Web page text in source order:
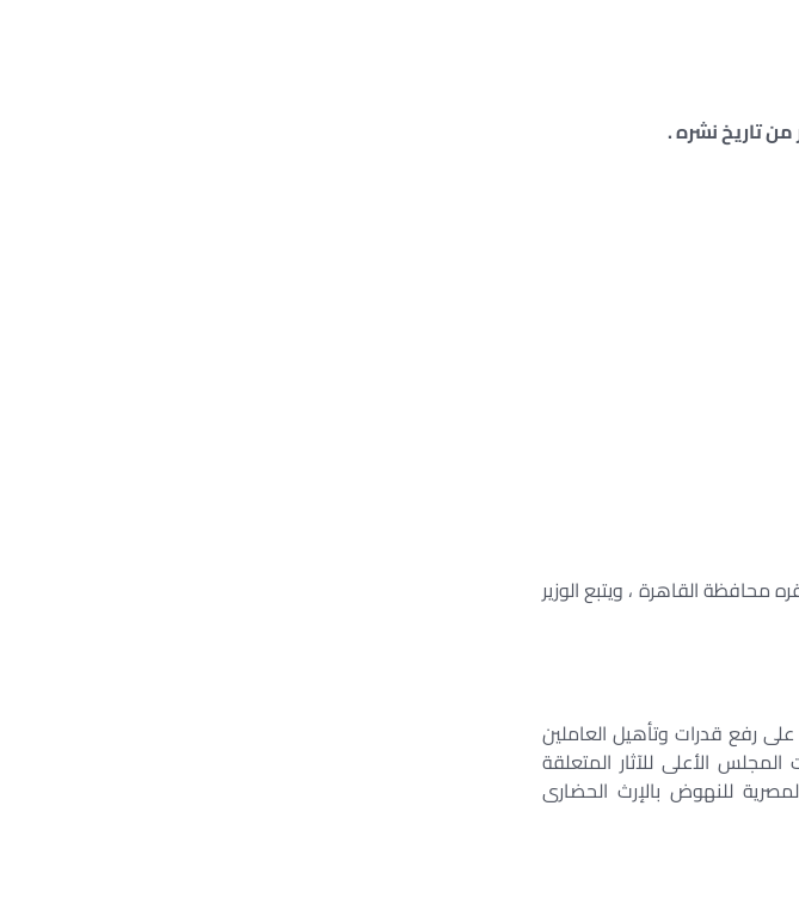
من تاريخ نشره .
القاهرة ، ويتبع الوزير
رفع قدرات وتأهيل العاملين
الأعلى للآثار المتعلقة
للنهوض بالإرث الحضارى